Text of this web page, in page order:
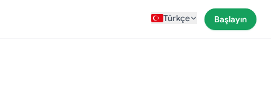
Türkçe Başlayın